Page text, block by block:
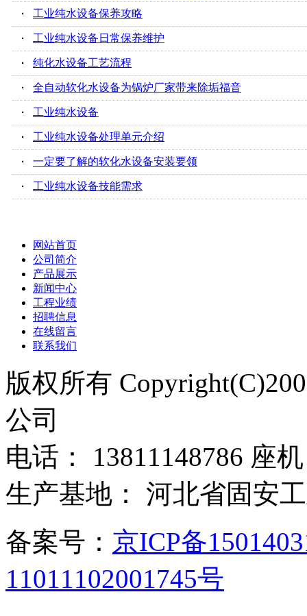
· 工业纯水设备保养攻略
· 工业纯水设备日常保养维护
· 纯化水设备工艺流程
· 全自动软化水设备为锅炉厂家带来除垢福音
· 工业纯水设备
· 工业纯水设备处理单元介绍
· 一定要了解的软化水设备安装要领
· 工业纯水设备技能需求
网站首页
公司简介
产品展示
新闻中心
工程业绩
招聘信息
在线留言
联系我们
版权所有
公司
电话： 13811148786 座
生产基地： 河北省固
备案号： 京ICP备
11011102001745号